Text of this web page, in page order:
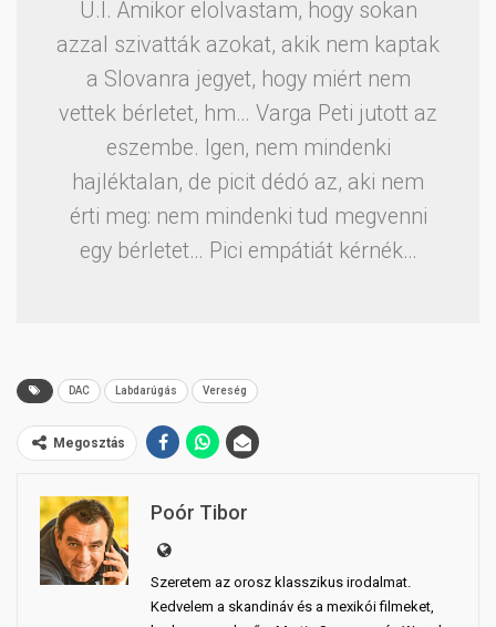
U.I. Amikor elolvastam, hogy sokan
azzal szivatták azokat, akik nem kaptak
a Slovanra jegyet, hogy miért nem
vettek bérletet, hm… Varga Peti jutott az
eszembe. Igen, nem mindenki
hajléktalan, de picit dédó az, aki nem
érti meg: nem mindenki tud megvenni
egy bérletet… Pici empátiát kérnék…
DAC Labdarúgás Vereség
Megosztás
Poór Tibor
Szeretem az orosz klasszikus irodalmat.
Kedvelem a skandináv és a mexikói filmeket,